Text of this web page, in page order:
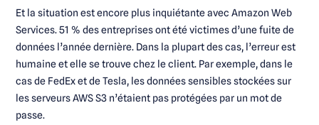
Et la situation est encore plus inquiétante avec Amazon Web
Services. 51 % des entreprises ont été victimes d’une fuite de
données l’année dernière. Dans la plupart des cas, l’erreur est
humaine et elle se trouve chez le client. Par exemple, dans le
cas de FedEx et de Tesla, les données sensibles stockées sur
les serveurs AWS S3 n’étaient pas protégées par un mot de
passe.